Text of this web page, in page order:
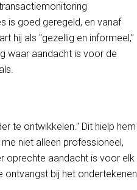
is goed geregeld, en vanaf
hij als "gezellig en informeel,"
waar aandacht is voor de
te ontwikkelen." Dit hielp hem
niet alleen professioneel,
oprechte aandacht is voor elk
ontvangst bij het ondertekenen